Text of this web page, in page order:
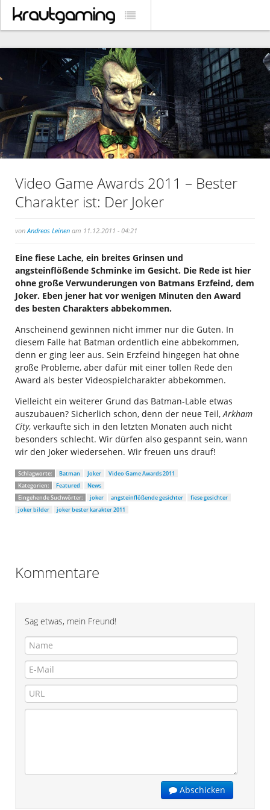
Video Game Awards 2011 – Bester
Charakter ist: Der Joker
von Andreas Leinen am 11.12.2011 - 04:21
Eine fiese Lache, ein breites Grinsen und
angsteinflößende Schminke im Gesicht. Die Rede ist hier
ohne große Verwunderungen von Batmans Erzfeind, dem
Joker. Eben jener hat vor wenigen Minuten den Award
des besten Charakters abbekommen.
Anscheinend gewinnen nicht immer nur die Guten. In
diesem Falle hat Batman ordentlich eine abbekommen,
denn er ging leer aus. Sein Erzfeind hingegen hat ohne
große Probleme, aber dafür mit einer tollen Rede den
Award als bester Videospielcharakter abbekommen.
Vielleicht ein weiterer Grund das Batman-Lable etwas
auszubauen? Sicherlich schon, denn der neue Teil, Arkham
City, verkaufte sich in den letzten Monaten auch nicht
besonders schlecht. Wir dürfen also gespannt sein, wann
wir den Joker wiedersehen. Wir freuen uns drauf!
Schlagworte: Batman Joker
Video Game Awards 2011
Kategorien:
Featured
News
Eingehende Suchwörter:
joker angsteinflößende gesichter
fiese gesichter
joker bilder
joker bester karakter 2011
Kommentare
Sag etwas, mein Freund!
Abschicken